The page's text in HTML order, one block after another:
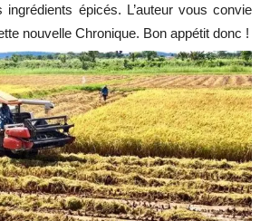
ingrédients épicés. L’auteur vous convie
nouvelle Chronique. Bon appétit donc !